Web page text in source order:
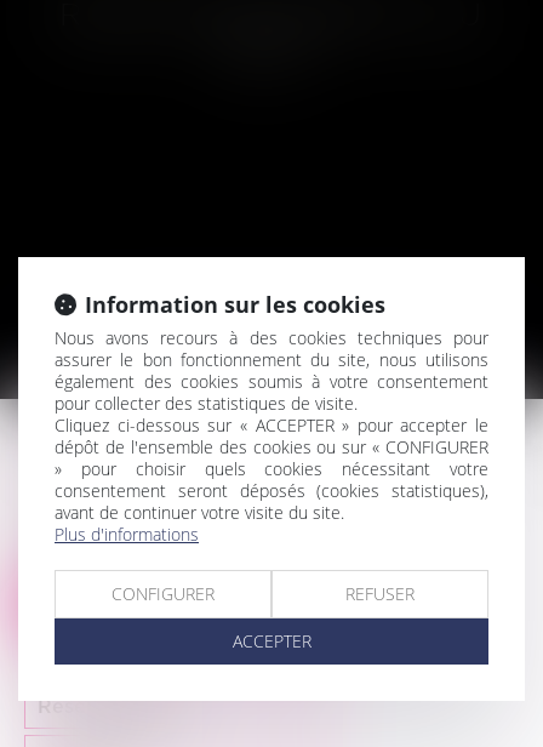
Réception
Redressement judiciaire
Renouvellement du bail
Réserve légale
Information sur les cookies
Nous avons recours à des cookies techniques pour
assurer le bon fonctionnement du site, nous utilisons
également des cookies soumis à votre consentement
pour collecter des statistiques de visite.
Cliquez ci-dessous sur « ACCEPTER » pour accepter le
dépôt de l'ensemble des cookies ou sur « CONFIGURER
» pour choisir quels cookies nécessitant votre
consentement seront déposés (cookies statistiques),
avant de continuer votre visite du site.
Plus d'informations
CONFIGURER REFUSER
ACCEPTER